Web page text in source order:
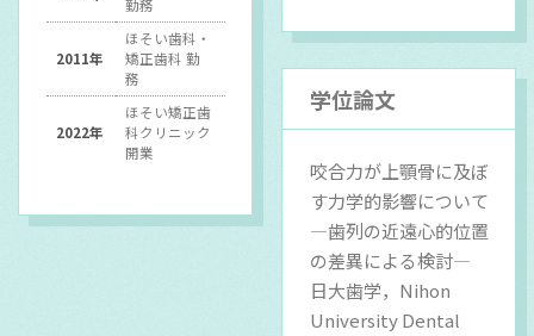
勤務
2011年
ほそい歯科・
矯正歯科 勤
務
2022年
ほそい矯正歯
科クリニック
開業
学位論文
咬合力が上顎骨に及ぼ
す力学的影響について
—歯列の近遠心的位置
の差異による検討—
日大歯学，Nihon
University Dental